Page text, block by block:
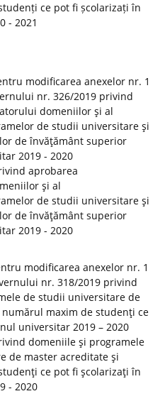
ce pot fi școlarizați în
- 2021
modificarea anexelor nr. 1
nr. 326/2019 privind
domeniilor şi al
de studii universitare şi
de învăţământ superior
2019 - 2020
aprobarea
şi al
de studii universitare şi
de învăţământ superior
2019 - 2020
modificarea anexelor nr. 1
nr. 318/2019 privind
de studii universitare de
maxim de studenţi ce
universitar 2019 – 2020
domeniile şi programele
de master acreditate şi
ce pot fi şcolarizaţi în
- 2020